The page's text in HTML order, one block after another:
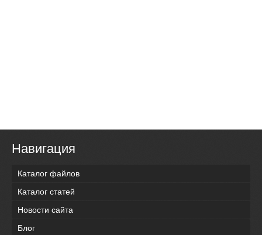
Навигация
Каталог файлов
Каталог статей
Новости сайта
Блог